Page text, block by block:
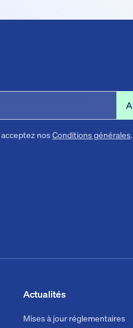
nosConditions générales.
Actualités
Mises à jour réglementaires